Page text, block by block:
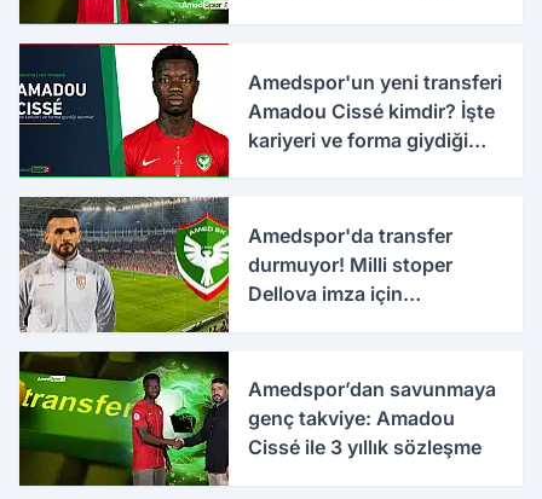
Amedspor'un yeni transferi
Amadou Cissé kimdir? İşte
kariyeri ve forma giydiği
Amedspor'da transfer
durmuyor! Milli stoper
Dellova imza için
Amedspor’dan savunmaya
genç takviye: Amadou
Cissé ile 3 yıllık sözleşme